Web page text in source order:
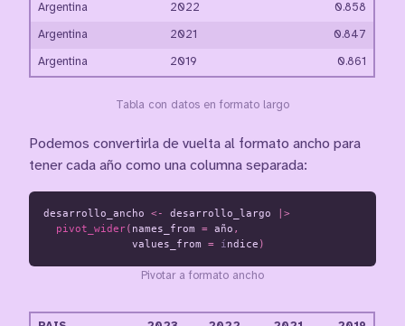
Argentina 2022 0.858
Argentina 2021 0.847
Argentina 2019 0.861
Tabla con datos en formato largo
Podemos convertirla de vuelta al formato ancho para
tener cada año como una columna separada:
desarrollo_ancho <- desarrollo_largo
|>
pivot_wider( names_from = año ,
values_from = í ndice )
Pivotar a formato ancho